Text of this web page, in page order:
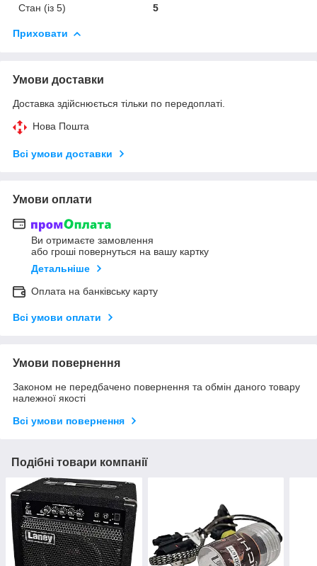
Стан (із 5)
5
Приховати
Умови доставки
Доставка здійснюється тільки по передоплаті.
Нова Пошта
Всі умови доставки
Умови оплати
Ви отримаєте замовлення
або гроші повернуться на вашу картку
Детальніше
Оплата на банківську карту
Всі умови оплати
Умови повернення
Законом не передбачено повернення та обмін даного товару
належної якості
Всі умови повернення
Подібні товари компанії